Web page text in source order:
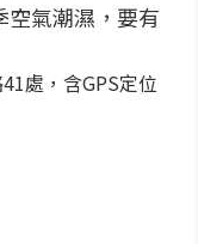
空氣潮濕，要有
處，含GPS定位